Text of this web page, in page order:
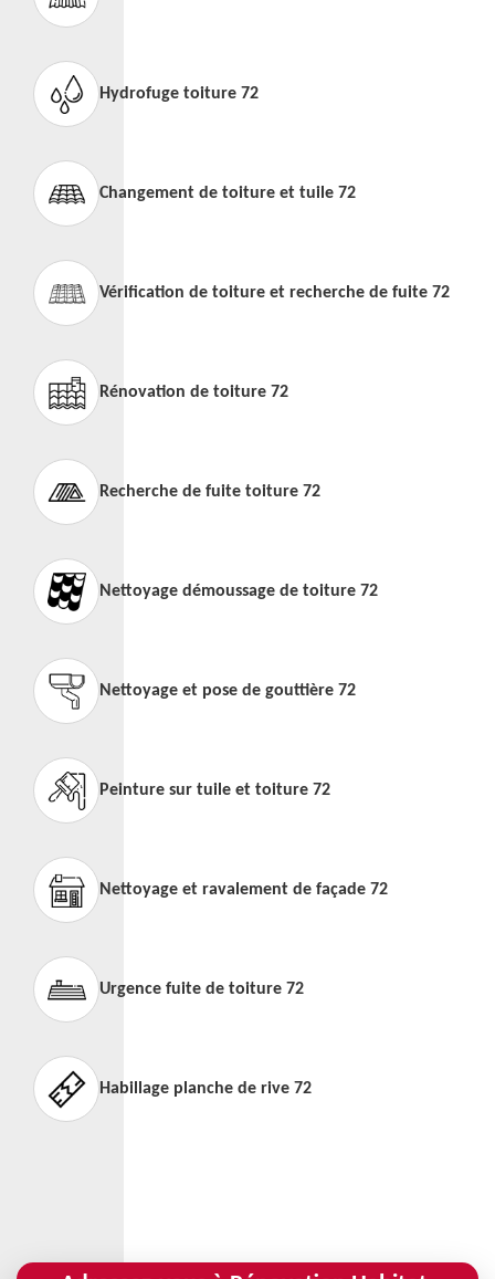
Hydrofuge toiture 72
Changement de toiture et tuile 72
Vérification de toiture et recherche de fuite 72
Rénovation de toiture 72
Recherche de fuite toiture 72
Nettoyage démoussage de toiture 72
Nettoyage et pose de gouttière 72
Peinture sur tuile et toiture 72
Nettoyage et ravalement de façade 72
Urgence fuite de toiture 72
Habillage planche de rive 72